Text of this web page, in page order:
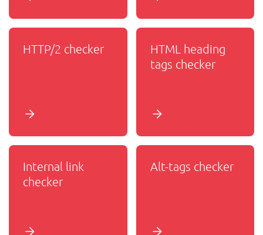
HTTP/2 checker
HTML heading
tags checker
Internal link
checker
Alt-tags checker